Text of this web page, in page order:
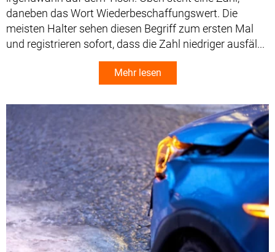
daneben das Wort Wiederbeschaffungswert. Die
meisten Halter sehen diesen Begriff zum ersten Mal
und registrieren sofort, dass die Zahl niedriger ausfäl...
Mehr lesen